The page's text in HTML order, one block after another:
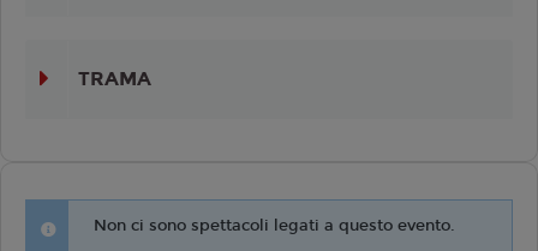
TRAMA
Non ci sono spettacoli legati a questo evento.